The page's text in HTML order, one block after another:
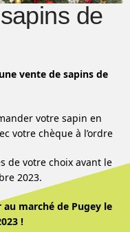
de
vente de sapins de
votre sapin en
votre chèque à l’ordre
de votre choix avant le
2023.
marché de Pugey le
!